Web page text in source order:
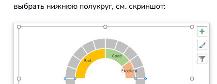
выбрать нижнюю полукруг, см. скриншот: